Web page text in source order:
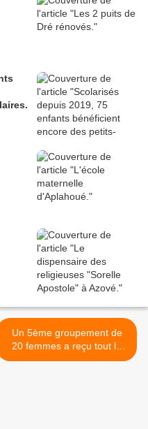
Un 5ème groupement de
20 femmes a reçu tout le
matériel pour la